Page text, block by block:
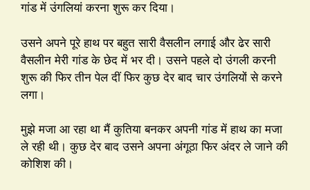
गांड में उंगलियां करना शुरू कर दिया।
उसने अपने पूरे हाथ पर बहुत सारी वैसलीन लगाई और ढेर सारी
वैसलीन मेरी गांड के छेद में भर दी। उसने पहले दो उंगली करनी
शुरू की फिर तीन पेल दीं फिर कुछ देर बाद चार उंगलियों से करने
लगा।
मुझे मजा आ रहा था मैं कुतिया बनकर अपनी गांड में हाथ का मजा
ले रही थी। कुछ देर बाद उसने अपना अंगूठा फिर अंदर ले जाने की
कोशिश की।